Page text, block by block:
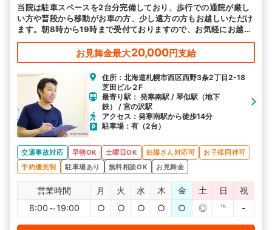
当院は駐車スペースを2台分完備しており、歩行での通院が厳し
い方や普段から移動がお車の方、少し遠方の方もお越しいただけ
ます。朝8時から19時まで受付ておりますので、お気軽にお越し
ください。
お見舞金最大20,000円支給
住所：北海道札幌市西区西野3条2丁目2-18
芝田ビル２F
最寄り駅： 発寒南駅 / 琴似駅（地下
鉄） / 宮の沢駅
アクセス：発寒南駅から徒歩14分
駐車場：有（2台）
交通事故対応 早朝OK 土曜日OK 妊婦さん対応可
お子様同伴可
予約優先制
駐車場あり 無料相談OK お見舞金
営業時間 月 火 水 木 金 土 日
祝
8:00～19:00
○ ○ ○ ○ ○ ◎ ℡ -